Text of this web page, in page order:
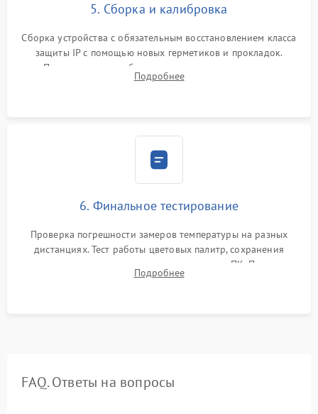
5. Сборка и калибровка
Сборка устройства с обязательным восстановлением класса
защиты IP с помощью новых герметиков и прокладок.
Программная калибровка матрицы по эталонному
абсолютно черному телу для точного измерения температур.
Подробнее
6. Финальное тестирование
Проверка погрешности замеров температуры на разных
дистанциях. Тест работы цветовых палитр, сохранения
термограмм в память и передачи данных на ПК. Проверка
автономности работы и итоговый контроль качества.
Подробнее
FAQ. Ответы на вопросы